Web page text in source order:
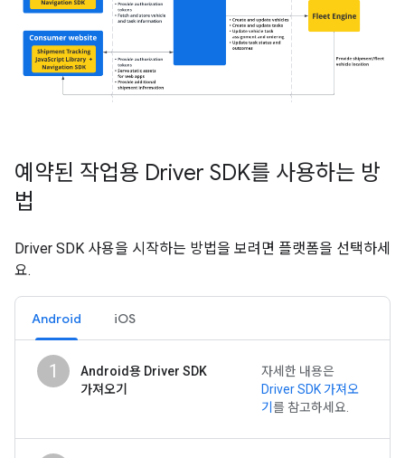
예약된 작업용 Driver SDK를 사용하는 방
법
Driver SDK 사용을 시작하는 방법을 보려면 플랫폼을 선택하세
요.
Android iOS
1
Android용 Driver SDK
가져오기
자세한 내용은
Driver SDK 가져오
기 를 참고하세요.